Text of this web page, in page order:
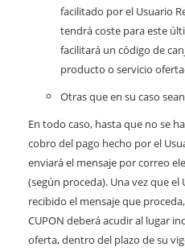
facilitado por el Usuario
tendrá coste para este
facilitará un código de
producto o servicio
Otras que en su caso
En todo caso, hasta que no se
cobro del pago hecho por el
enviará el mensaje por correo
(según proceda). Una vez que
recibido el mensaje que
CUPON deberá acudir al lugar
oferta, dentro del plazo de su